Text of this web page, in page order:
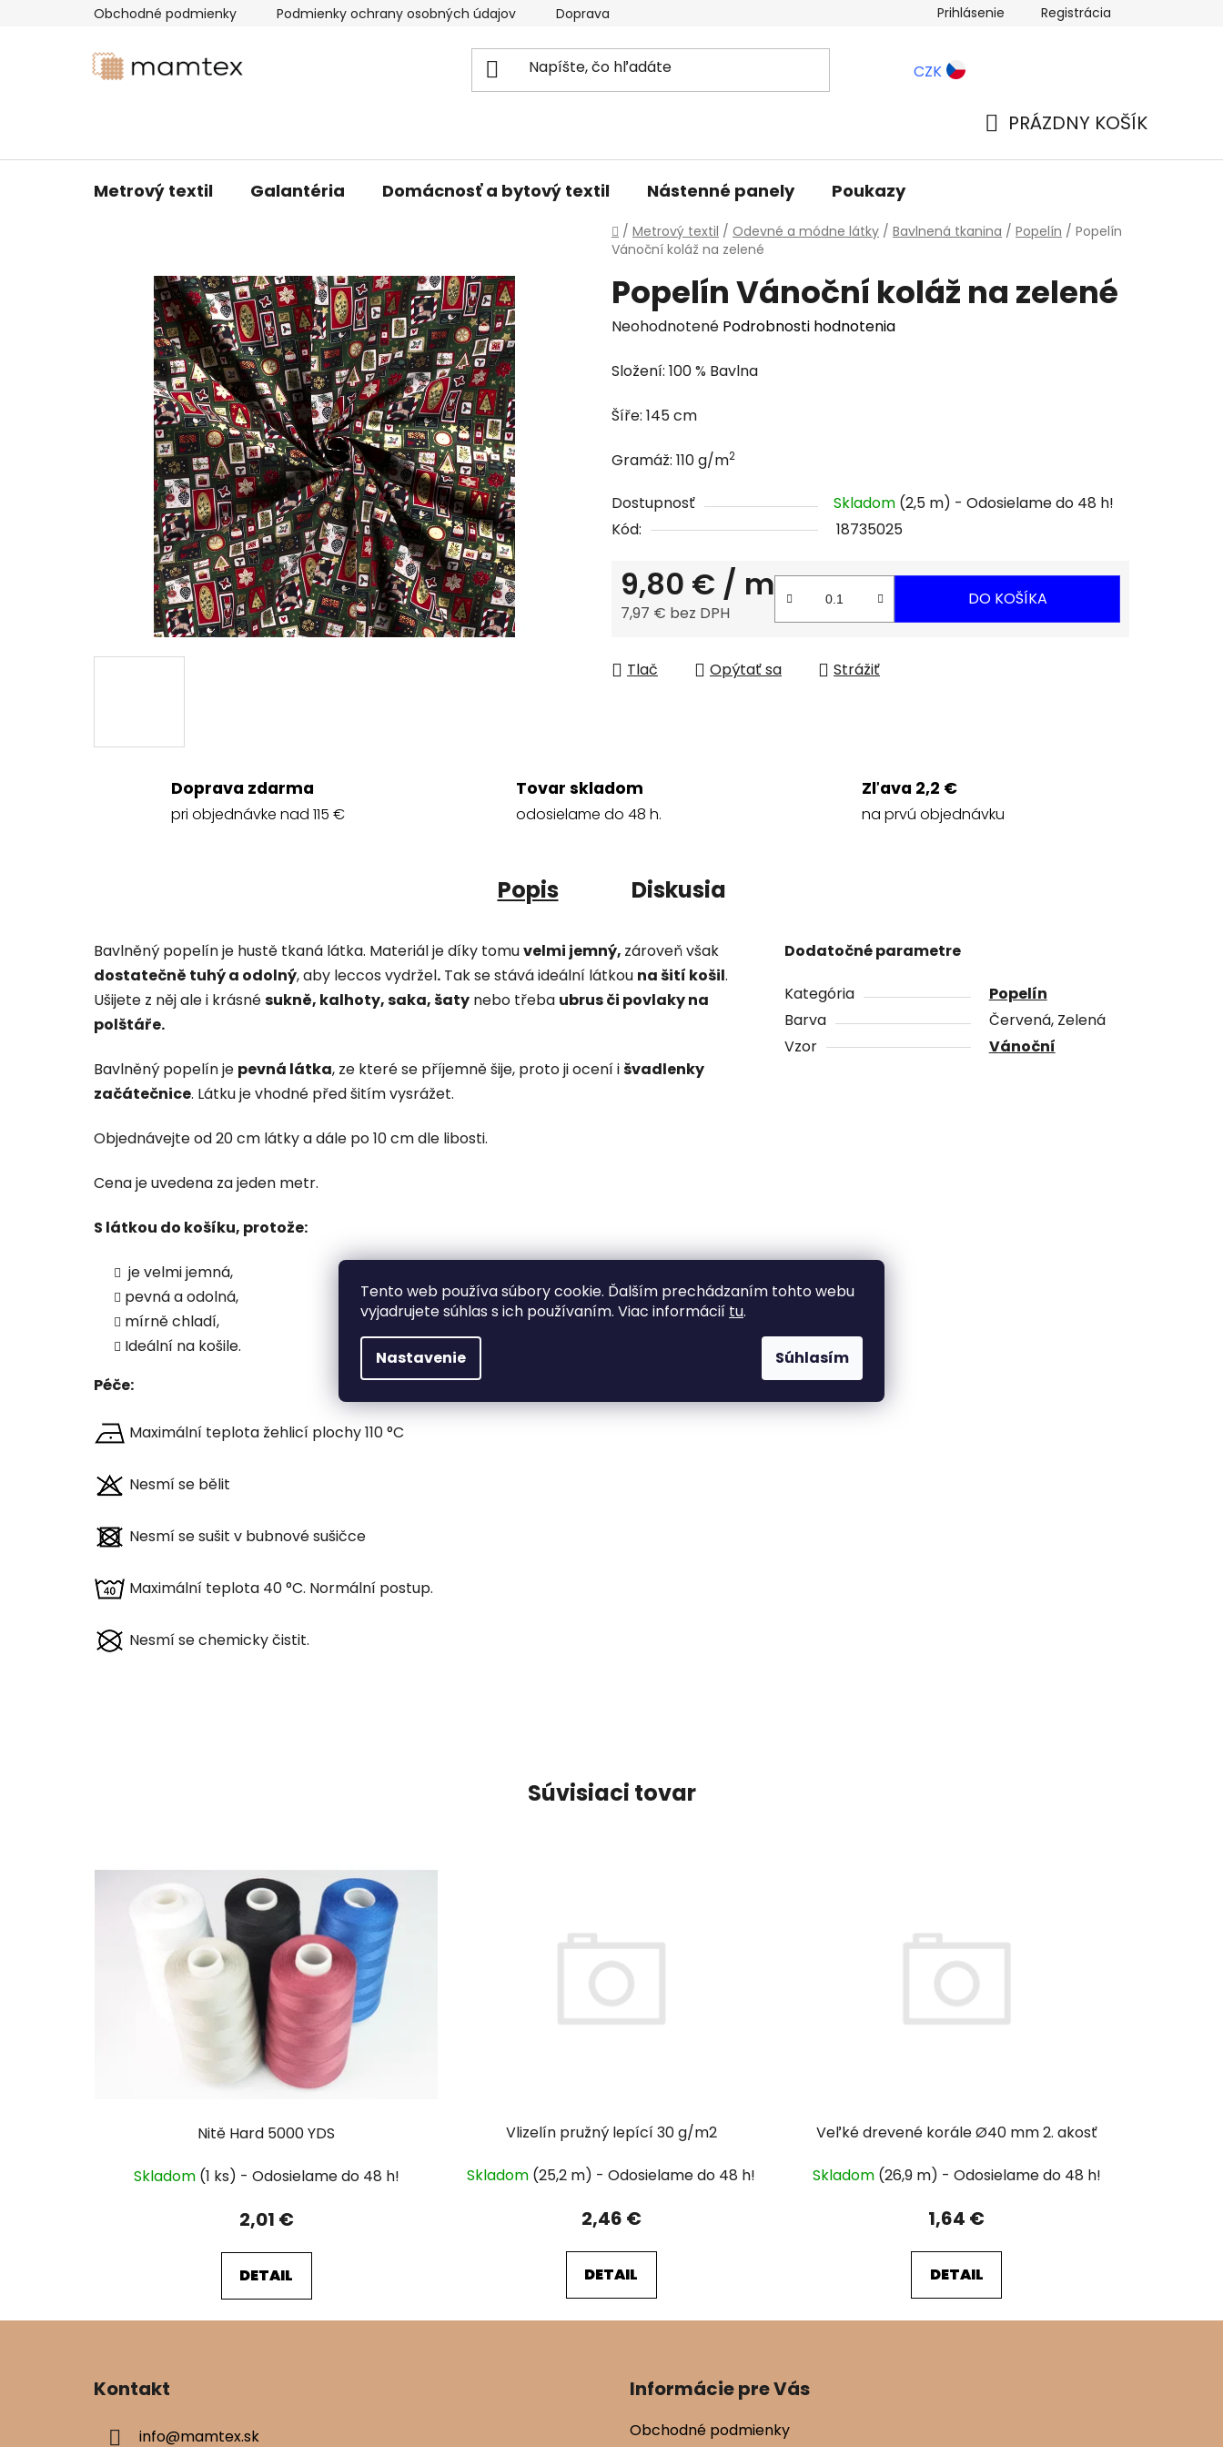
Tento web používa súbory cookie. Ďalším prechádzaním tohto webu
vyjadrujete súhlas s ich používaním. Viac informácií tu.
Nastavenie Súhlasím
Obchodné podmienky Podmienky ochrany osobných údajov Doprava a platba Blog
Prihlásenie Registrácia
CZK
PRÁZDNY KOŠÍK
Metrový textil Galantéria Domácnosť a bytový textil Nástenné panely Poukazy
Domov
/ Metrový textil / Odevné a módne látky / Bavlnená tkanina / Popelín / Popelín
Vánoční koláž na zelené
Popelín Vánoční koláž na zelené
Priemerné
produktu
0,0
hviezdičiek.
Neohodnotené Podrobnosti hodnotenia
Složení: 100 % Bavlna
Šíře: 145 cm
Gramáž: 110 g/m2
Dostupnosť Skladom (2,5 m)
Kód:
18735025
9,80 € / m
7,97 € bez DPH
DO KOŠÍKA
Tlač Opýtať sa Strážiť
Doprava zdarma
pri objednávke nad 115 €
Tovar skladom
odosielame do 48 h.
Zľava 2,2 €
na prvú objednávku
Popis Diskusia
Bavlněný popelín je hustě tkaná látka. Materiál je díky tomuvelmi jemný, zároveň však
dostatečně tuhý a odolný, aby leccos vydržel. Tak se stává ideální látkou na šití košil.
Ušijete z něj ale i krásnésukně, kalhoty, saka, šaty nebo třeba ubrus či povlaky na
polštáře.
Bavlněný popelín je pevná látka, ze které se příjemně šije, proto ji ocení išvadlenky
začátečnice. Látku je vhodné před šitím vysrážet.
Objednávejte od 20 cm látky a dále po 10 cm dle libosti.
Cena je uvedena za jeden metr.
S látkou do košíku, protože:
je velmi jemná,
pevná a odolná,
mírně chladí,
Ideální na košile.
Péče:
Maximální teplota žehlicí plochy 110 °C
Nesmí se bělit
Nesmí se sušit v bubnové sušičce
Maximální teplota 40 °C. Normální postup.
Nesmí se chemicky čistit.
Dodatočné parametre
Kategória
Popelín
Barva
Červená, Zelená
Vzor
Vánoční
Súvisiaci tovar
Nitě Hard 5000 YDS
Skladom (1 ks)
2,01 €
DETAIL
Vlizelín pružný lepící 30 g/m2
Skladom (25,2 m)
2,46 €
DETAIL
Veľké drevené korále Ø40 mm 2. akosť
Skladom (26,9 m)
1,64 €
DETAIL
Kontakt
info@mamtex.sk
Informácie pre Vás
Obchodné podmienky